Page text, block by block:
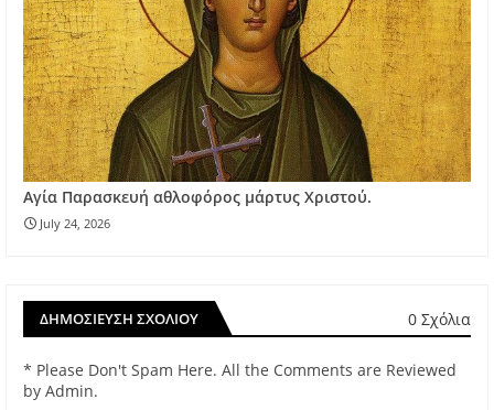
Αγία Παρασκευή αθλοφόρος μάρτυς Χριστού.
July 24, 2026
ΔΗΜΟΣΊΕΥΣΗ ΣΧΟΛΊΟΥ 0 Σχόλια
* Please Don't Spam Here. All the Comments are Reviewed
by Admin.